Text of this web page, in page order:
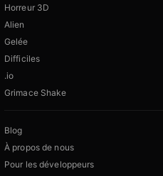
Horreur 3D
Alien
Gelée
Difficiles
.io
Grimace Shake
Blog
À propos de nous
Pour les développeurs